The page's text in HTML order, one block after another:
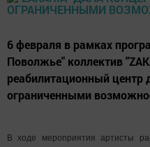
6 февраля в рамках
Поволжье" коллектив
реабилитационный центр
ограниченными
В ходе мероприятия артисты